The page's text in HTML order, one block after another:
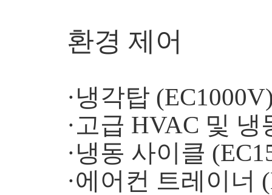
환경 제어
·냉각탑
·고급 HVAC 및
·냉동 사이클
·에어컨 트레이너